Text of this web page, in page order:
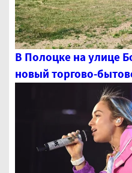
В Полоцке на улице
новый торгово-